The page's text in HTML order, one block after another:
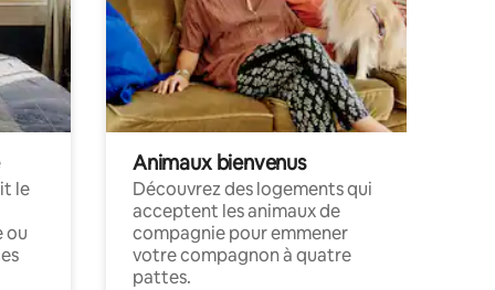
le
ou
Animaux bienvenus
Découvrez des logements qui
acceptent les animaux de
compagnie pour emmener
votre compagnon à quatre
pattes.